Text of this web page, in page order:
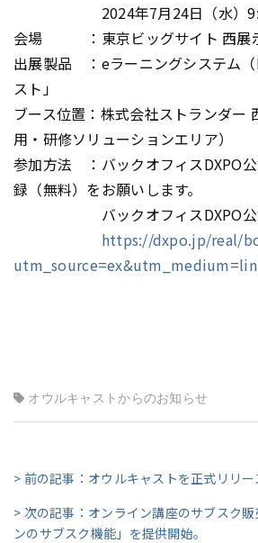
2024年7月24日（水）
会場 ：東京ビッグサイト 西展
出展製品 ：eラーニングシステム（
スト」
ブース位置：株式会社ストランダー
用・研修ソリューションエリア）
参加方法 ：バックオフィスDXPO
録（無料）をお願いします。
バックオフィスDXPO公
https://dxpo.jp/real/
オウルキャストからのお知らせ
> 前の記事：オウルキャストを正式リリ
> 次の記事：オンライン講座のサブスク
ンのサブスク機能」を提供開始。